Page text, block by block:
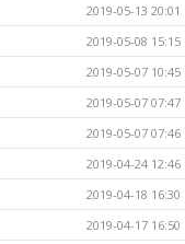
2019-05-13 20:01
2019-05-08 15:15
2019-05-07 10:45
2019-05-07 07:47
2019-05-07 07:46
2019-04-24 12:46
2019-04-18 16:30
2019-04-17 16:50